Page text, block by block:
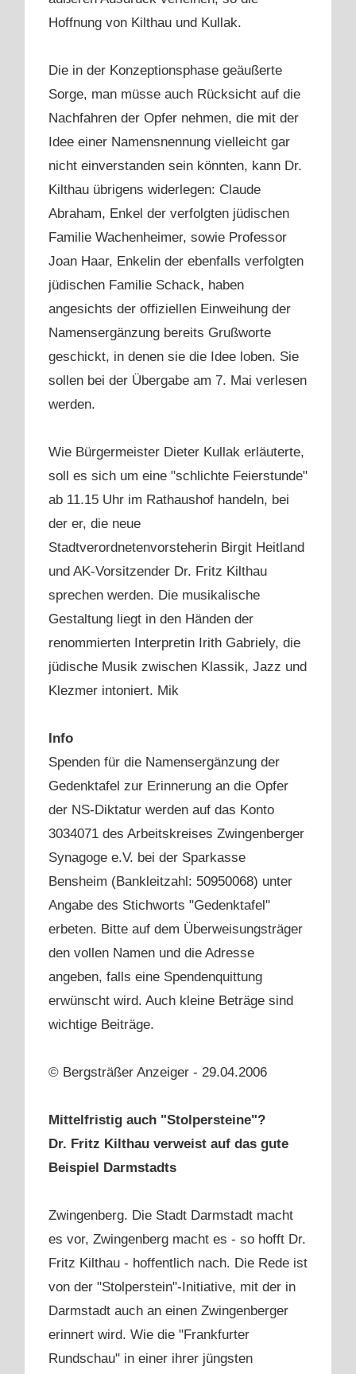
Hoffnung von Kilthau und Kullak.
Die in der Konzeptionsphase geäußerte
Sorge, man müsse auch Rücksicht auf die
Nachfahren der Opfer nehmen, die mit der
Idee einer Namensnennung vielleicht gar
nicht einverstanden sein könnten, kann Dr.
Kilthau übrigens widerlegen: Claude
Abraham, Enkel der verfolgten jüdischen
Familie Wachenheimer, sowie Professor
Joan Haar, Enkelin der ebenfalls verfolgten
jüdischen Familie Schack, haben
angesichts der offiziellen Einweihung der
Namensergänzung bereits Grußworte
geschickt, in denen sie die Idee loben. Sie
sollen bei der Übergabe am 7. Mai verlesen
werden.
Wie Bürgermeister Dieter Kullak erläuterte,
soll es sich um eine "schlichte Feierstunde"
ab 11.15 Uhr im Rathaushof handeln, bei
der er, die neue
Stadtverordnetenvorsteherin Birgit Heitland
und AK-Vorsitzender Dr. Fritz Kilthau
sprechen werden. Die musikalische
Gestaltung liegt in den Händen der
renommierten Interpretin Irith Gabriely, die
jüdische Musik zwischen Klassik, Jazz und
Klezmer intoniert. Mik
Info
Spenden für die Namensergänzung der
Gedenktafel zur Erinnerung an die Opfer
der NS-Diktatur werden auf das Konto
3034071 des Arbeitskreises Zwingenberger
Synagoge e.V. bei der Sparkasse
Bensheim (Bankleitzahl: 50950068) unter
Angabe des Stichworts "Gedenktafel"
erbeten. Bitte auf dem Überweisungsträger
den vollen Namen und die Adresse
angeben, falls eine Spendenquittung
erwünscht wird. Auch kleine Beträge sind
wichtige Beiträge.
© Bergsträßer Anzeiger - 29.04.2006
Mittelfristig auch "Stolpersteine"?
Dr. Fritz Kilthau verweist auf das gute
Beispiel Darmstadts
Zwingenberg. Die Stadt Darmstadt macht
es vor, Zwingenberg macht es - so hofft Dr.
Fritz Kilthau - hoffentlich nach. Die Rede ist
von der "Stolperstein"-Initiative, mit der in
Darmstadt auch an einen Zwingenberger
erinnert wird. Wie die "Frankfurter
Rundschau" in einer ihrer jüngsten